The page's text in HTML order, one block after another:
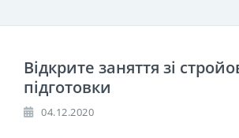
Відкрите заняття зі
підготовки
04.12.2020